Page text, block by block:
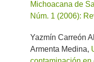
Michoacana de
Núm. 1 (2006):
Yazmín Carreón
Armenta Medina,